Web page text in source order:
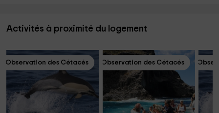
Activités à proximité du logement
Observation des Cétacés Observation des Cétacés